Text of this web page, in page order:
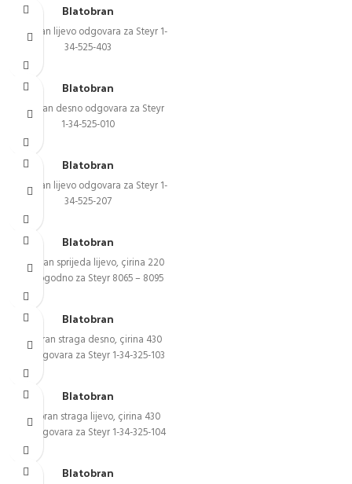
Blatobran
Blatobran lijevo odgovara za Steyr 1-
34-525-403
Blatobran
Blatobran desno odgovara za Steyr
1-34-525-010
Blatobran
Blatobran lijevo odgovara za Steyr 1-
34-525-207
Blatobran
Blatobran sprijeda lijevo, çirina 220
mm pogodno za Steyr 8065 – 8095
Blatobran
Blatobran straga desno, çirina 430
mm odgovara za Steyr 1-34-325-103
Blatobran
Blatobran straga lijevo, çirina 430
mm odgovara za Steyr 1-34-325-104
Blatobran